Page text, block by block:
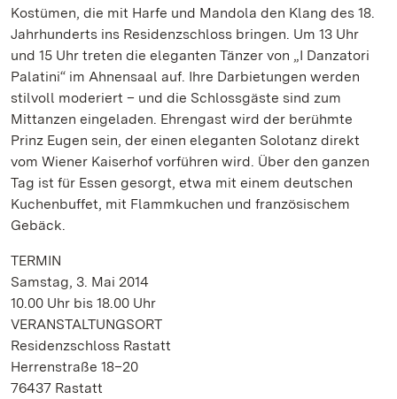
Kostümen, die mit Harfe und Mandola den Klang des 18.
Jahrhunderts ins Residenzschloss bringen. Um 13 Uhr
und 15 Uhr treten die eleganten Tänzer von „I Danzatori
Palatini“ im Ahnensaal auf. Ihre Darbietungen werden
stilvoll moderiert – und die Schlossgäste sind zum
Mittanzen eingeladen. Ehrengast wird der berühmte
Prinz Eugen sein, der einen eleganten Solotanz direkt
vom Wiener Kaiserhof vorführen wird. Über den ganzen
Tag ist für Essen gesorgt, etwa mit einem deutschen
Kuchenbuffet, mit Flammkuchen und französischem
Gebäck.
TERMIN
Samstag, 3. Mai 2014
10.00 Uhr bis 18.00 Uhr
VERANSTALTUNGSORT
Residenzschloss Rastatt
Herrenstraße 18–20
76437 Rastatt